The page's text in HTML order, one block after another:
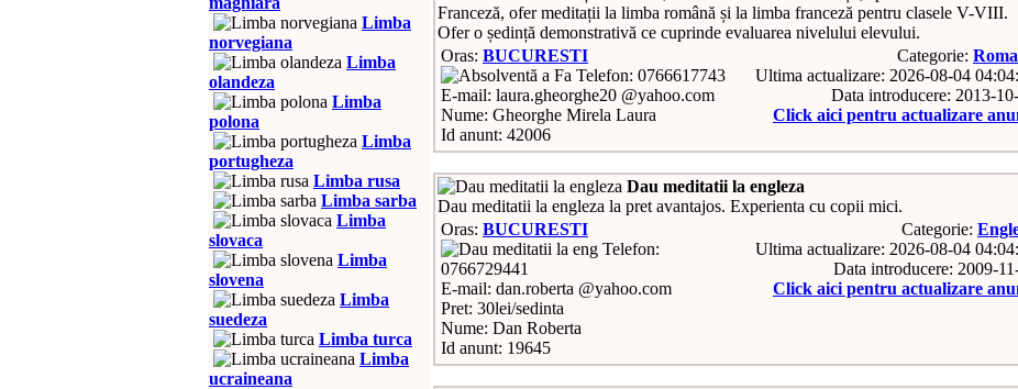
Limba
norvegiana
Limba
olandeza
Limba
polona
Limba
portugheza
Limba rusa
Limba sarba
Limba
slovaca
Limba
slovena
Limba
suedeza
Limba turca
Limba
ucraineana
Franceză, ofer meditații la limba română și la limba franceză pentru clasele V-VIII.
Ofer o ședință demonstrativă ce cuprinde evaluarea nivelului elevului.
Oras: BUCURESTI
Telefon: 0766617743
E-mail: laura.gheorghe20 @yahoo.com
Nume: Gheorghe Mirela Laura
Id anunt: 42006
Categorie:
Ultima actualizare: 2026-08-04
Data introducere: 2013-
Click aici pentru actualizare
Dau meditatii la engleza
Dau meditatii la engleza la pret avantajos. Experienta cu copii mici.
Oras: BUCURESTI
Telefon:
0766729441
E-mail: dan.roberta @yahoo.com
Pret: 30lei/sedinta
Nume: Dan Roberta
Id anunt: 19645
Categorie:
Ultima actualizare: 2026-08-04
Data introducere: 2009-
Click aici pentru actualizare